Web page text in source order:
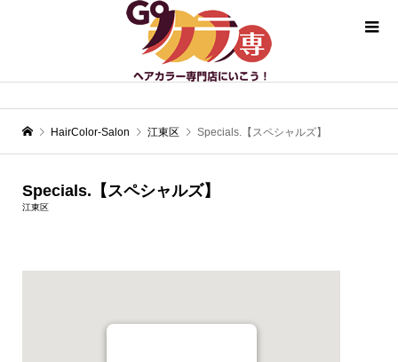
HairColor-Salon 江東区 Specials.【スペシャルズ】
Specials.【スペシャルズ】
江東区